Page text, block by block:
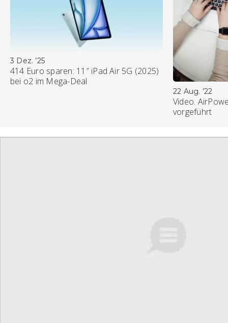
3 Dez. ’25
414 Euro sparen: 11″ iPad Air 5G (2025)
bei o2 im Mega-Deal
22 Aug. ’22
Video.
vorgeführt